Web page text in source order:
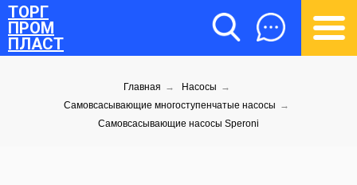
ТОРГ
ПРОМ
ПЛАСТ
Главная → Насосы →
Самовсасывающие многоступенчатые насосы →
Самовсасывающие насосы Speroni